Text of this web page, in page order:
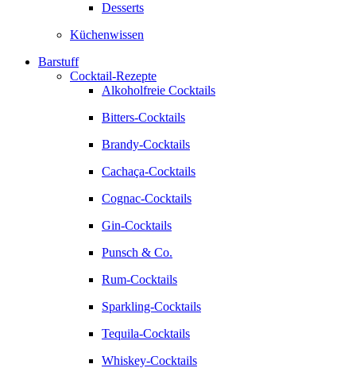
Desserts
Küchenwissen
Barstuff
Cocktail-Rezepte
Alkoholfreie Cocktails
Bitters-Cocktails
Brandy-Cocktails
Cachaça-Cocktails
Cognac-Cocktails
Gin-Cocktails
Punsch & Co.
Rum-Cocktails
Sparkling-Cocktails
Tequila-Cocktails
Whiskey-Cocktails